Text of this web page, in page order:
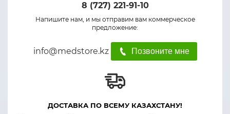
8 (727) 221-91-10
Напишите нам, и мы отправим вам коммерческое
предложение:
info@medstore.kz Позвоните мне
ДОСТАВКА ПО ВСЕМУ КАЗАХСТАНУ!